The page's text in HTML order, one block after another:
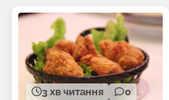
3 хв читання 0